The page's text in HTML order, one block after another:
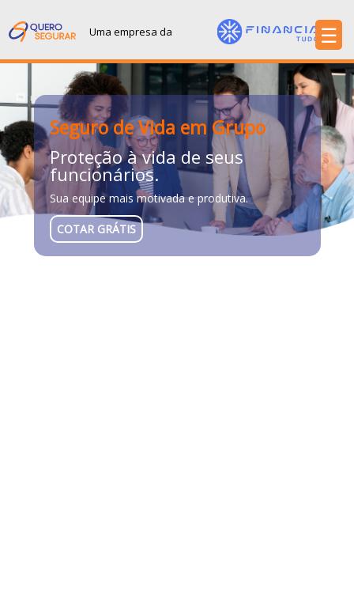
Uma empresa da
Produtos
Contato
☰
Seguro de Vida em Grupo
Proteção à vida de seus
funcionários.
Sua equipe mais motivada e produtiva.
COTAR GRÁTIS